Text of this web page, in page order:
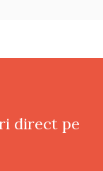
direct pe